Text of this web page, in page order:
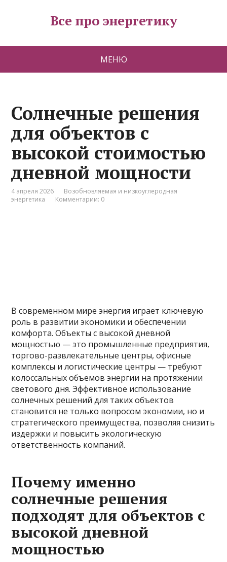
Все про энергетику
МЕНЮ
Солнечные решения
для объектов с
высокой стоимостью
дневной мощности
4 апреля 2026
Возобновляемая и низкоуглеродная
энергетика
Комментарии: 0
В современном мире энергия играет ключевую
роль в развитии экономики и обеспечении
комфорта. Объекты с высокой дневной
мощностью — это промышленные предприятия,
торгово-развлекательные центры, офисные
комплексы и логистические центры — требуют
колоссальных объемов энергии на протяжении
светового дня. Эффективное использование
солнечных решений для таких объектов
становится не только вопросом экономии, но и
стратегического преимущества, позволяя снизить
издержки и повысить экологическую
ответственность компаний.
Почему именно
солнечные решения
подходят для объектов с
высокой дневной
мощностью